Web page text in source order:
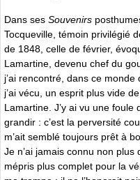
Dans ses Souvenirs
Tocqueville, témoin privilégié
de 1848, celle de février,
Lamartine, devenu chef du
j’ai rencontré, dans ce
j’ai vécu, un esprit plus vide
Lamartine. J’y ai vu une foule
grandir : c’est la perversité
m’ait semblé toujours prêt à
Je n’ai jamais connu non plus
mépris plus complet pour la